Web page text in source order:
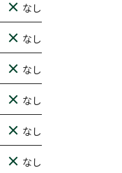
なし
なし
なし
なし
なし
なし